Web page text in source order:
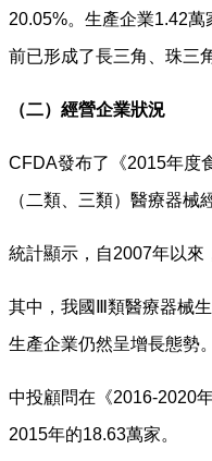
20.05%。生產企業1.42
前已形成了長三角、珠三
（二）經營企業狀況
CFDA發布了《2015年度
（二類、三類）醫療器
統計顯示，自2007年以來
其中，我國Ⅲ類醫療器械
生產企業仍然呈增長態勢
中投顧問在《2016-2020
2015年的18.63萬家。